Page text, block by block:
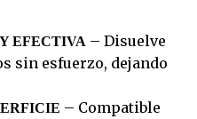
EFECTIVA – Disuelve
sin esfuerzo, dejando
– Compatible